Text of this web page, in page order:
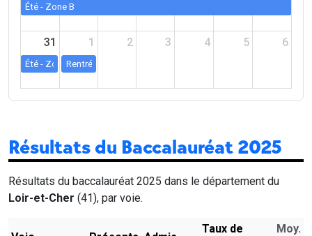
Été - Zone B
31
Été - Zone B
1
Rentrée scolaire - Zone B
2 3 4 5 6
Résultats du Baccalauréat 2025
Résultats du baccalauréat 2025 dans le département du
Loir-et-Cher (41), par voie.
Taux de
Moy.